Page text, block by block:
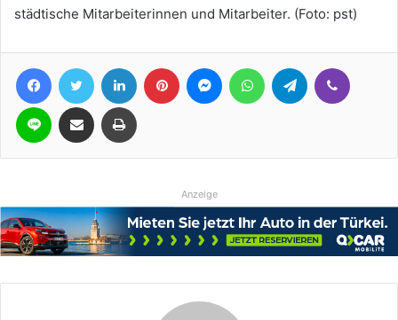
städtische Mitarbeiterinnen und Mitarbeiter. (Foto: pst)
FacebookTwitter LinkedIn Pinterest MessengerWhatsAppTelegram
Line Teile per E-Mail Drucken
Anzeige